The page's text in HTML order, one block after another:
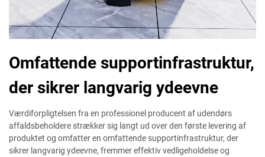
Omfattende supportinfrastruktur,
der sikrer langvarig ydeevne
Værdiforpligtelsen fra en professionel producent af udendørs
affaldsbeholdere strækker sig langt ud over den første levering af
produktet og omfatter en omfattende supportinfrastruktur, der
sikrer langvarig ydeevne, fremmer effektiv vedligeholdelse og